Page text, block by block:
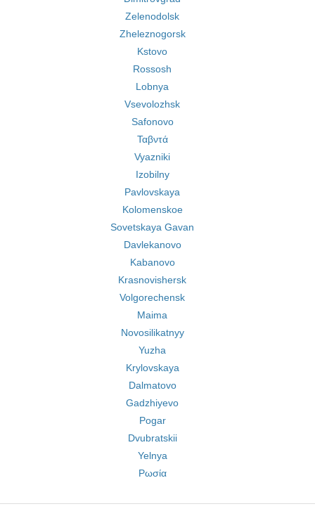
Zelenodolsk
Zheleznogorsk
Kstovo
Rossosh
Lobnya
Vsevolozhsk
Safonovo
Ταβντά
Vyazniki
Izobilny
Pavlovskaya
Kolomenskoe
Sovetskaya Gavan
Davlekanovo
Kabanovo
Krasnovishersk
Volgorechensk
Maima
Novosilikatnyy
Yuzha
Krylovskaya
Dalmatovo
Gadzhiyevo
Pogar
Dvubratskii
Yelnya
Ρωσία